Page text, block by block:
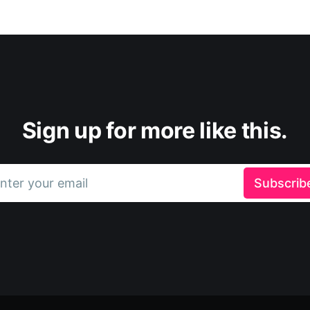
Sign up for more like this.
your email